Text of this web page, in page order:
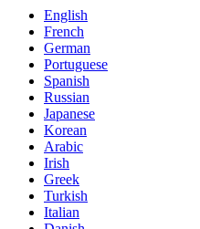
English
French
German
Portuguese
Spanish
Russian
Japanese
Korean
Arabic
Irish
Greek
Turkish
Italian